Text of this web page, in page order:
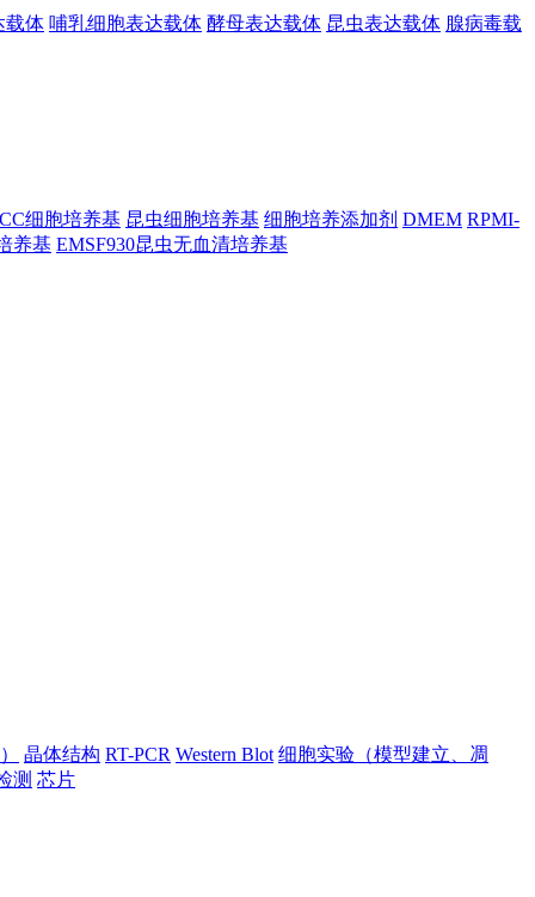
载体 哺乳细胞表达载体 酵母表达载体 昆虫表达载体 腺病毒载
细胞培养基 昆虫细胞培养基 细胞培养添加剂 DMEM RPMI-
养基 EMSF930昆虫无血清培养基
晶体结构 RT-PCR Western Blot 细胞实验（模型建立、凋
测 芯片